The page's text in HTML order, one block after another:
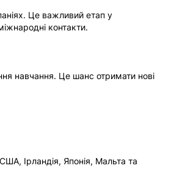
Це важливий етап у
контакти.
навчання. Це шанс отримати нові
Ірландія, Японія, Мальта та